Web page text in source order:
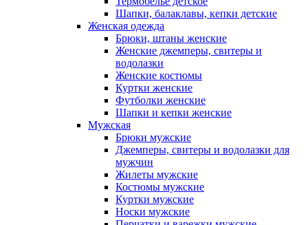
Шапки, балаклавы, кепки детские
Женская одежда
Брюки, штаны женские
Женские джемперы, свитеры и
водолазки
Женские костюмы
Куртки женские
Футболки женские
Шапки и кепки женские
Мужская
Брюки мужские
Джемперы, свитеры и водолазки для
мужчин
Жилеты мужские
Костюмы мужские
Куртки мужские
Носки мужские